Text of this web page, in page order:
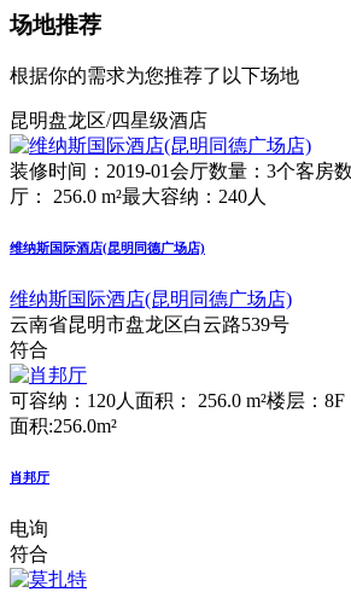
场地推荐
根据你的需求为您推荐了以下场地
昆明盘龙区/四星级酒店
装修时间：2019-01会厅数量：3个客房
厅： 256.0 m²最大容纳：240人
维纳斯国际酒店(昆明同德广场店)
维纳斯国际酒店(昆明同德广场店)
云南省昆明市盘龙区白云路539号
符合
可容纳：120人 面积： 256.0 m²楼层：8F
面积:256.0m²
肖邦厅
电询
符合